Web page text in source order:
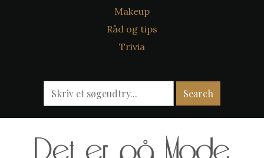
Makeup
Råd og tips
Trivia